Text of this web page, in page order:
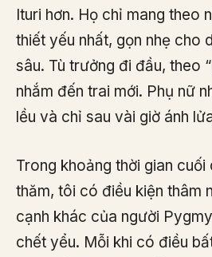
Ituri hơn. Họ chỉ mang theo
thiết yếu nhất, gọn nhẹ cho
sâu. Tù trưởng đi đầu, theo
nhắm đến trai mới. Phụ nữ
lều và chỉ sau vài giờ ánh
Trong khoảng thời gian
thăm, tôi có điều kiện thâm
cạnh khác của người
chết yểu. Mỗi khi có điều